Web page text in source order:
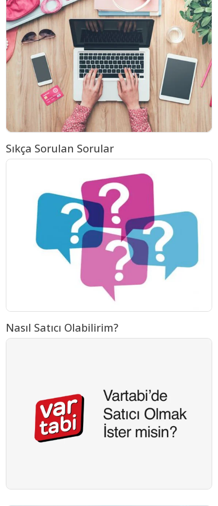
Sıkça Sorulan Sorular
Nasıl Satıcı Olabilirim?